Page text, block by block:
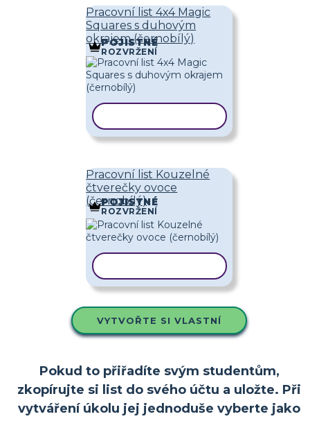
Pracovní list 4x4 Magic
Squares s duhovým
okrajem (černobílý)
POJISTNÉ
ROZVRŽENÍ
Pracovní list Kouzelné
čtverečky ovoce
(černobílý)
POJISTNÉ
ROZVRŽENÍ
VYTVOŘTE SI VLASTNÍ
Pokud to přiřadíte svým studentům,
zkopírujte si list do svého účtu a uložte. Při
vytváření úkolu jej jednoduše vyberte jako